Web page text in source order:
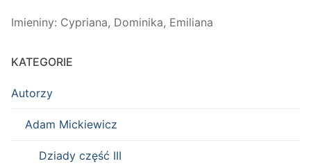
Imieniny: Cypriana, Dominika, Emiliana
KATEGORIE
Autorzy
Adam Mickiewicz
Dziady część III